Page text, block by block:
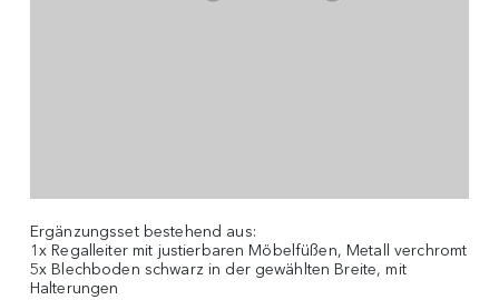
Ergänzungsset bestehend aus:
1x Regalleiter mit justierbaren Möbelfüßen, Metall verchromt
5x Blechboden schwarz in der gewählten Breite, mit
Halterungen